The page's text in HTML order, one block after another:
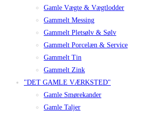
Gamle Vægte & Vægtlodder
Gammelt Messing
Gammelt Pletsølv & Sølv
Gammelt Porcelæn & Service
Gammelt Tin
Gammelt Zink
"DET GAMLE VÆRKSTED"
Gamle Smørekander
Gamle Taljer